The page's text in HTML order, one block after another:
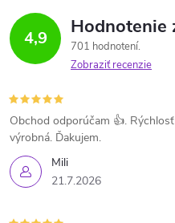
4,9 Hodnotenie
701 hodnotení
Zobraziť recenzie
Mili
21.7.2026
Obchod odporúčam 👍.
výrobná. Ďakujem.